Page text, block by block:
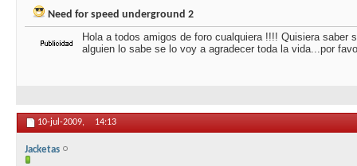
Need for speed underground 2
Hola a todos amigos de foro cualquiera !!!! Quisiera
alguien lo sabe se lo voy a agradecer toda la vida...por
10-jul-2009, 14:13
Jacketas